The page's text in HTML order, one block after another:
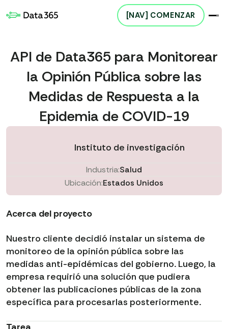
API de Data365 para Monitorear
la Opinión Pública sobre las
Medidas de Respuesta a la
Epidemia de COVID-19
Instituto de investigación
Industria:Salud
Ubicación:Estados Unidos
Acerca del proyecto
Nuestro cliente decidió instalar un sistema de
monitoreo de la opinión pública sobre las
medidas anti-epidémicas del gobierno. Luego, la
empresa requirió una solución que pudiera
obtener las publicaciones públicas de la zona
específica para procesarlas posteriormente.
[NAV] COMENZAR